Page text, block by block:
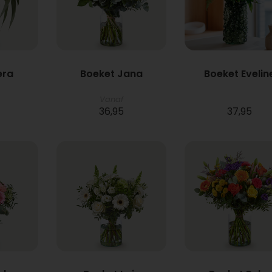
Boeket Jana
36,95
Boeket
37,95